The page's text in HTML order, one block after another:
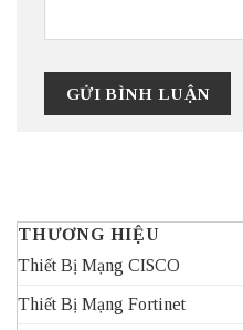
THƯƠNG HIỆU
Thiết Bị Mạng CISCO
Thiết Bị Mạng Fortinet